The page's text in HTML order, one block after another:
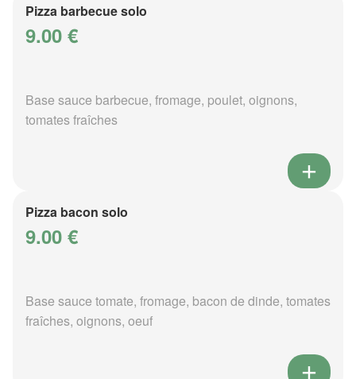
Pizza barbecue solo
9.00 €
Base sauce barbecue, fromage, poulet, oignons,
tomates fraîches
Pizza bacon solo
9.00 €
Base sauce tomate, fromage, bacon de dinde, tomates
fraîches, oignons, oeuf